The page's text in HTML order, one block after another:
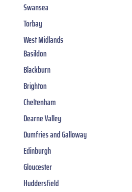
Swansea
Torbay
West Midlands
Basildon
Blackburn
Brighton
Cheltenham
Dearne Valley
Dumfries and Galloway
Edinburgh
Gloucester
Huddersfield